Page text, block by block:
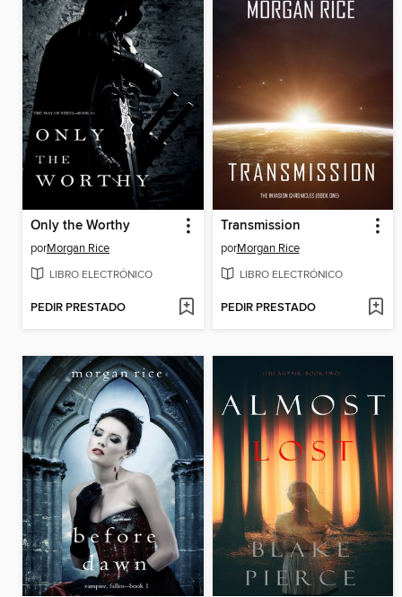
Only the Worthy
porMorgan Rice
LIBRO ELECTRÓNICO
PEDIR PRESTADO
Transmission
porMorgan Rice
LIBRO ELECTRÓNICO
PEDIR PRESTADO